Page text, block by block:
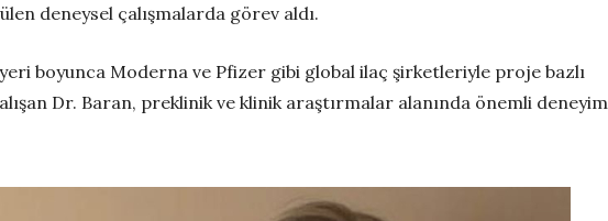
deneysel çalışmalarda görev aldı.
boyunca Moderna ve Pfizer gibi global ilaç şirketleriyle proje bazlı
Dr. Baran, preklinik ve klinik araştırmalar alanında önemli deneyim